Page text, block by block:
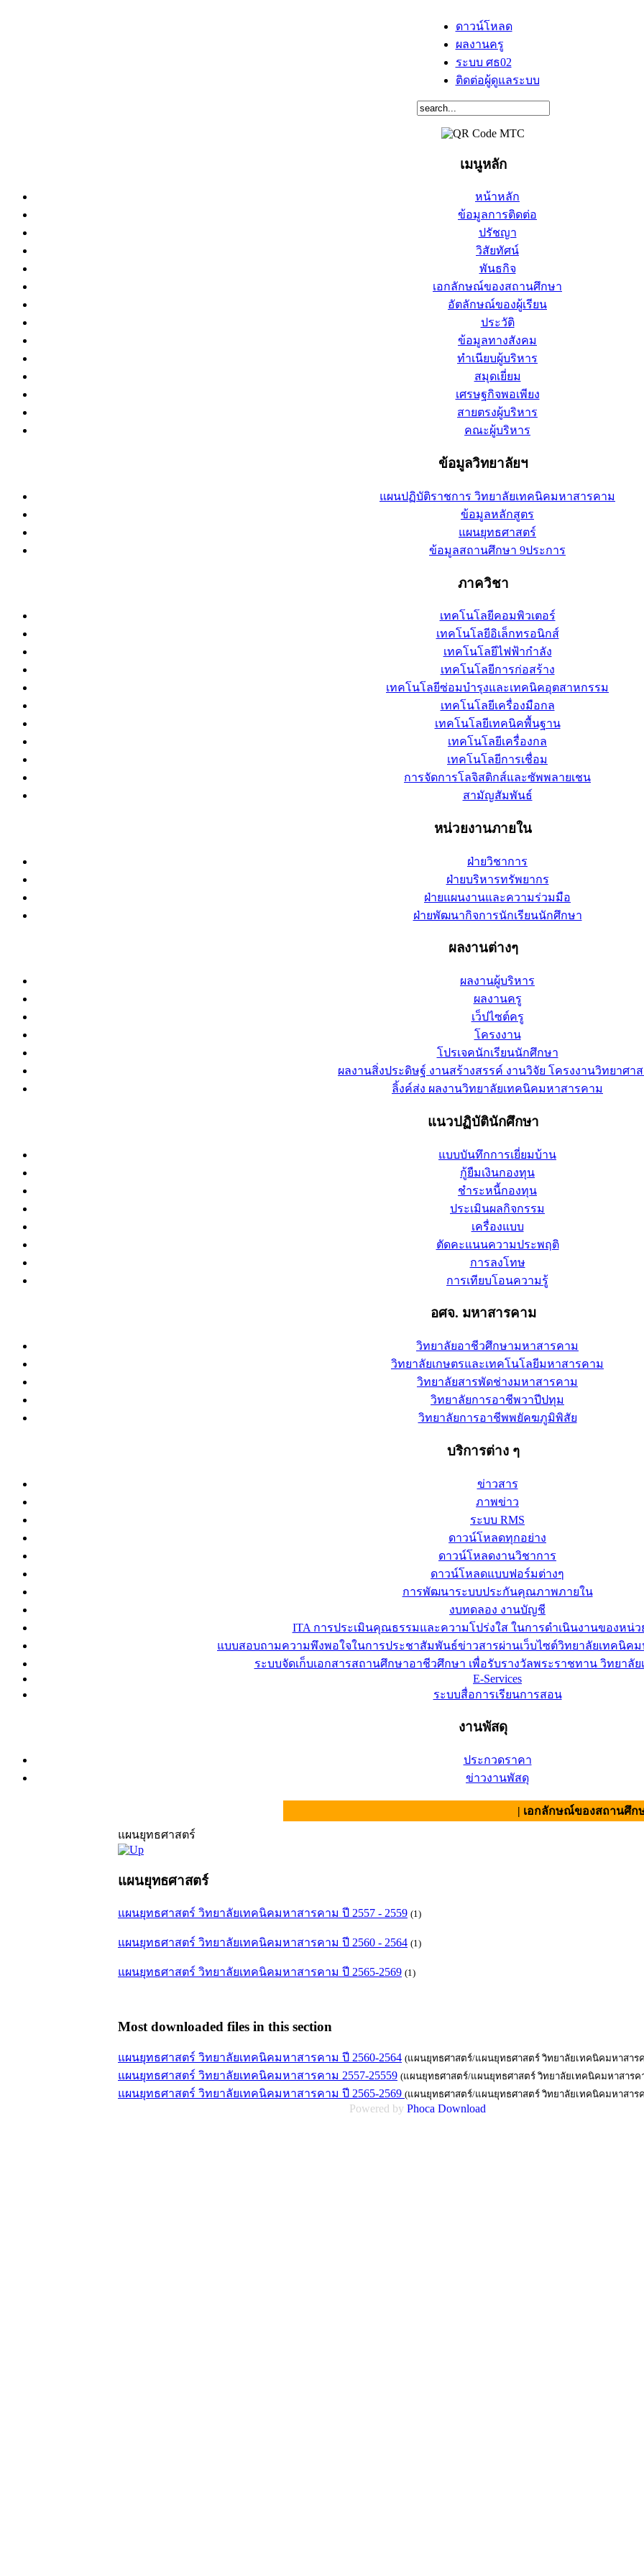
ดาวน์โหลด
ผลงานครู
ระบบ ศธ02
ติดต่อผู้ดูแลระบบ
เมนูหลัก
หน้าหลัก
ข้อมูลการติดต่อ
ปรัชญา
วิสัยทัศน์
พันธกิจ
เอกลักษณ์ของสถานศึกษา
อัตลักษณ์ของผู้เรียน
ประวัติ
ข้อมูลทางสังคม
ทำเนียบผู้บริหาร
สมุดเยี่ยม
เศรษฐกิจพอเพียง
สายตรงผู้บริหาร
คณะผู้บริหาร
ข้อมูลวิทยาลัยฯ
แผนปฏิบัติราชการ วิทยาลัยเทคนิคมหาสารคาม
ข้อมูลหลักสูตร
แผนยุทธศาสตร์
ข้อมูลสถานศึกษา 9ประการ
ภาควิชา
เทคโนโลยีคอมพิวเตอร์
เทคโนโลยีอิเล็กทรอนิกส์
เทคโนโลยีไฟฟ้ากำลัง
เทคโนโลยีการก่อสร้าง
เทคโนโลยีซ่อมบำรุงและเทคนิคอุตสาหกรรม
เทคโนโลยีเครื่องมือกล
เทคโนโลยีเทคนิคพื้นฐาน
เทคโนโลยีเครื่องกล
เทคโนโลยีการเชื่อม
การจัดการโลจิสติกส์และซัพพลายเชน
สามัญสัมพันธ์
หน่วยงานภายใน
ฝ่ายวิชาการ
ฝ่ายบริหารทรัพยากร
ฝ่ายแผนงานและความร่วมมือ
ฝ่ายพัฒนากิจการนักเรียนนักศึกษา
ผลงานต่างๆ
ผลงานผู้บริหาร
ผลงานครู
เว็ปไซต์ครู
โครงงาน
โปรเจคนักเรียนนักศึกษา
ผลงานสิ่งประดิษฐ์ งานสร้างสรรค์ งานวิจัย โครงงานวิทยาศา
ลิ้งค์ส่ง ผลงานวิทยาลัยเทคนิคมหาสารคาม
แนวปฏิบัตินักศึกษา
แบบบันทึกการเยี่ยมบ้าน
กู้ยืมเงินกองทุน
ชำระหนี้กองทุน
ประเมินผลกิจกรรม
เครื่องแบบ
ตัดคะแนนความประพฤติ
การลงโทษ
การเทียบโอนความรู้
อศจ. มหาสารคาม
วิทยาลัยอาชีวศึกษามหาสารคาม
วิทยาลัยเกษตรและเทคโนโลยีมหาสารคาม
วิทยาลัยสารพัดช่างมหาสารคาม
วิทยาลัยการอาชีพวาปีปทุม
วิทยาลัยการอาชีพพยัคฆภูมิพิสัย
บริการต่าง ๆ
ข่าวสาร
ภาพข่าว
ระบบ RMS
ดาวน์โหลดทุกอย่าง
ดาวน์โหลดงานวิชาการ
ดาวน์โหลดแบบฟอร์มต่างๆ
การพัฒนาระบบประกันคุณภาพภายใน
งบทดลอง งานบัญชี
ITA การประเมินคุณธรรมและความโปร่งใส ในการดำเนินงานของหน่
แบบสอบถามความพึงพอใจในการประชาสัมพันธ์ข่าวสารผ่านเว็บไซต์วิทยาลัยเทคนิคม
ระบบจัดเก็บเอกสารสถานศึกษาอาชีวศึกษา เพื่อรับรางวัลพระราชทาน วิทยาลั
E-Services
ระบบสื่อการเรียนการสอน
งานพัสดุ
ประกวดราคา
ข่าวงานพัสดุ
| เอกลักษณ์ของสถานศึกษา :
แผนยุทธศาสตร์
แผนยุทธศาสตร์
แผนยุทธศาสตร์ วิทยาลัยเทคนิคมหาสารคาม ปี 2557 - 2559 (1)
แผนยุทธศาสตร์ วิทยาลัยเทคนิคมหาสารคาม ปี 2560 - 2564 (1)
แผนยุทธศาสตร์ วิทยาลัยเทคนิคมหาสารคาม ปี 2565-2569 (1)
Most downloaded files in this section
แผนยุทธศาสตร์ วิทยาลัยเทคนิคมหาสารคาม ปี 2560-2564 (แผนยุทธศาสตร์/แผนยุทธศาสตร์ วิทยาลัยเทคนิคมหาสารค
แผนยุทธศาสตร์ วิทยาลัยเทคนิคมหาสารคาม 2557-25559 (แผนยุทธศาสตร์/แผนยุทธศาสตร์ วิทยาลัยเทคนิคมหาสารคา
แผนยุทธศาสตร์ วิทยาลัยเทคนิคมหาสารคาม ปี 2565-2569 (แผนยุทธศาสตร์/แผนยุทธศาสตร์ วิทยาลัยเทคนิคมหาสารค
Powered by Phoca Download